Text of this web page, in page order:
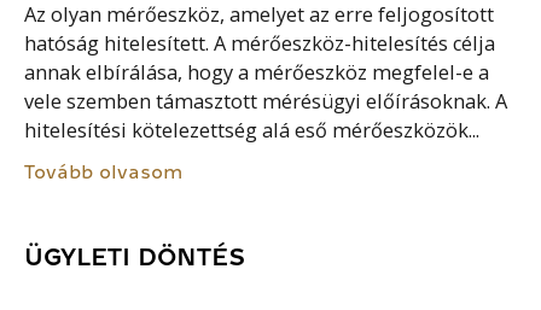
Az olyan mérőeszköz, amelyet az erre feljogosított
hatóság hitelesített. A mérőeszköz-hitelesítés célja
annak elbírálása, hogy a mérőeszköz megfelel-e a
vele szemben támasztott mérésügyi előírásoknak. A
hitelesítési kötelezettség alá eső mérőeszközök...
Tovább olvasom
ÜGYLETI DÖNTÉS